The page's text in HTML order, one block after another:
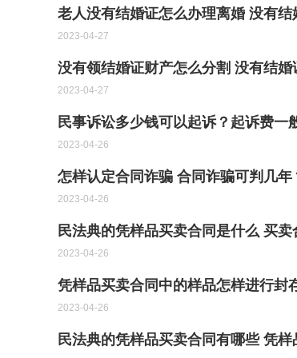
老人没有结婚证怎么办理离婚 没有
2023-04-27
没有领结婚证财产怎么分割 没有结婚
2023-04-27
民事诉讼多少钱可以起诉？起诉费一
2023-04-26
怎样认定合同诈骗 合同诈骗可判几年
2023-04-26
民法典的凭样品买卖合同是什么 买卖
2023-04-26
凭样品买卖合同中的样品怎样进行封
2023-04-26
民法典的凭样品买卖合同有哪些 凭